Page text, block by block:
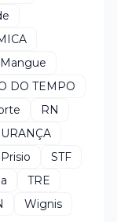
DO TEMPO
RN
STF
TRE
Wignis